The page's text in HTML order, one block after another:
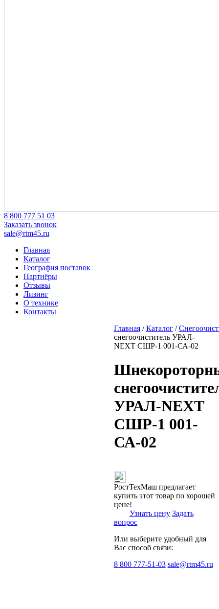
‎8 800 777 51 03
Заказать звонок
sale@rtm45.ru
Главная
Каталог
География поставок
Партнёры
Отзывы
Лизинг
О технике
Контакты
Главная/Каталог/
снегоочиститель УРАЛ-
NEXT СШР-1 001-СА-02
УРАЛ-NEXT
СШР-1 001-
СА-02
РостТехМаш предлагает
купить этот товар по хорошей
цене!
Узнать цену Задать
вопрос
Или выберите удобный для
Вас способ связи:
8 800 777-51-03 sale@rtm45.ru